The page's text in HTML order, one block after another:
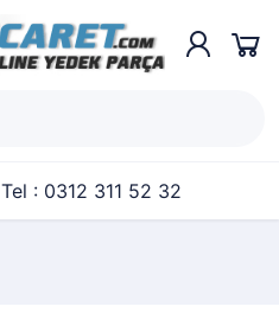
Tel : 0312 311 52 32